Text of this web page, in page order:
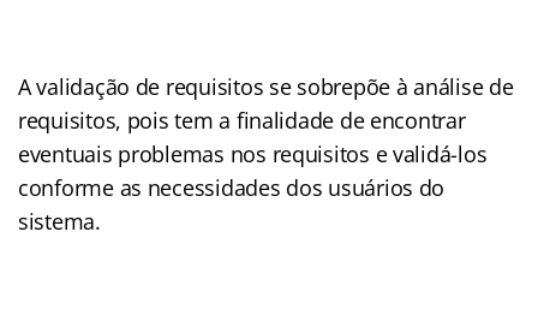
A validação de requisitos se sobrepõe à análise de
requisitos, pois tem a finalidade de encontrar
eventuais problemas nos requisitos e validá-los
conforme as necessidades dos usuários do
sistema.